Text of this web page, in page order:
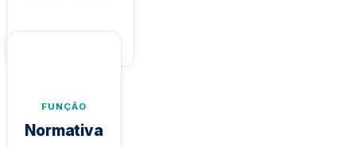
FUNÇÃO
Normativa
normas internas que orientam o funcionamento